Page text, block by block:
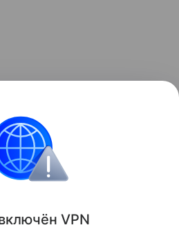
плазмы из Солнца
Поделиться
ён VPN